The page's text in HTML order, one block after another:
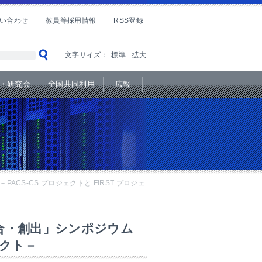
合わせ 教員等採用情報 RSS登録
文字サイズ： 標準 拡大
研究会 全国共同利用 広報
PACS-CS プロジェクトと FIRST プロジェ
・創出」シンポジウム
ト－